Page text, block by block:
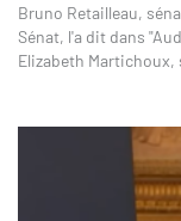
Bruno Retailleau,
Sénat, l'a dit dans
Elizabeth